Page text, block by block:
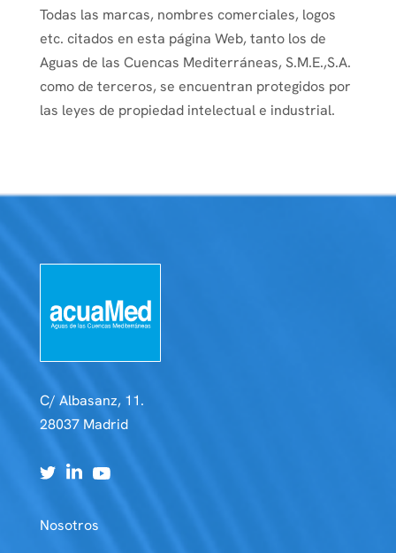
Todas las marcas, nombres comerciales, logos
etc. citados en esta página Web, tanto los de
Aguas de las Cuencas Mediterráneas, S.M.E.,S.A.
como de terceros, se encuentran protegidos por
las leyes de propiedad intelectual e industrial.
C/ Albasanz, 11.
28037 Madrid
Nosotros